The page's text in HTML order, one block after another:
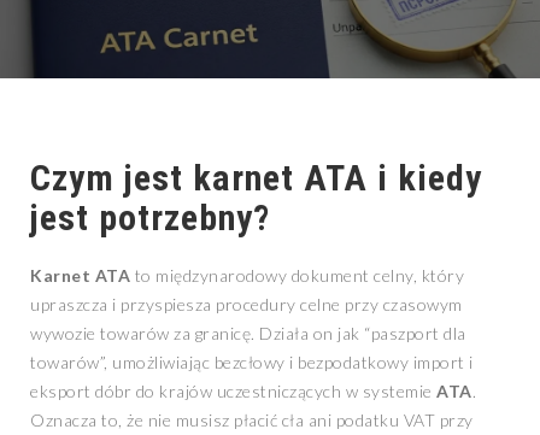
Czym jest karnet ATA i kiedy
jest potrzebny?
Karnet ATA to międzynarodowy dokument celny, który
upraszcza i przyspiesza procedury celne przy czasowym
wywozie towarów za granicę. Działa on jak “paszport dla
towarów”, umożliwiając bezcłowy i bezpodatkowy import i
eksport dóbr do krajów uczestniczących w systemie ATA.
Oznacza to, że nie musisz płacić cła ani podatku VAT przy